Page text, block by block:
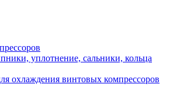
уплотнение, сальники, кольца
охлаждения винтовых компрессоров